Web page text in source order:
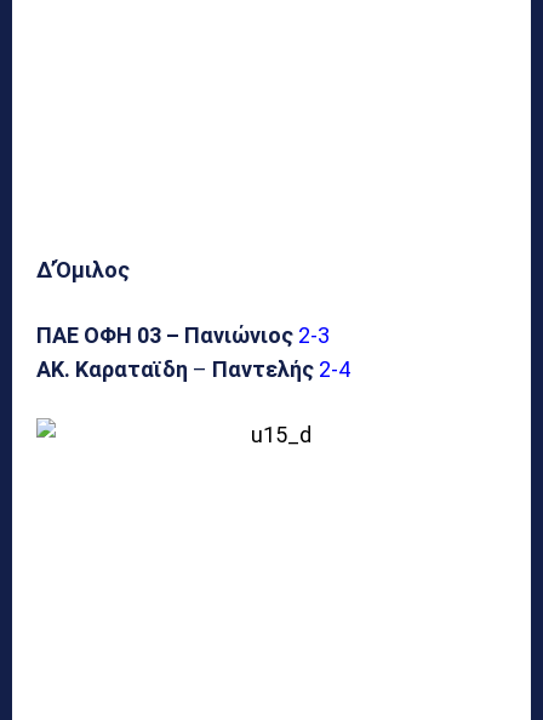
Δ’Όμιλος
ΠΑΕ ΟΦΗ 03 – Πανιώνιος 2-3
ΑΚ. Καραταϊδη – Παντελής 2-4